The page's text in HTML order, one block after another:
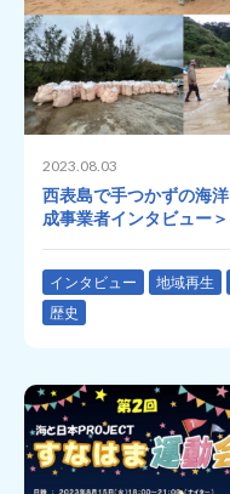
2023.08.03
西表島で手つかずの海
成事業者インタビュー＞
インタビュー 地域再生
歴史